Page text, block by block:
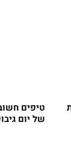
טיפים
של יום